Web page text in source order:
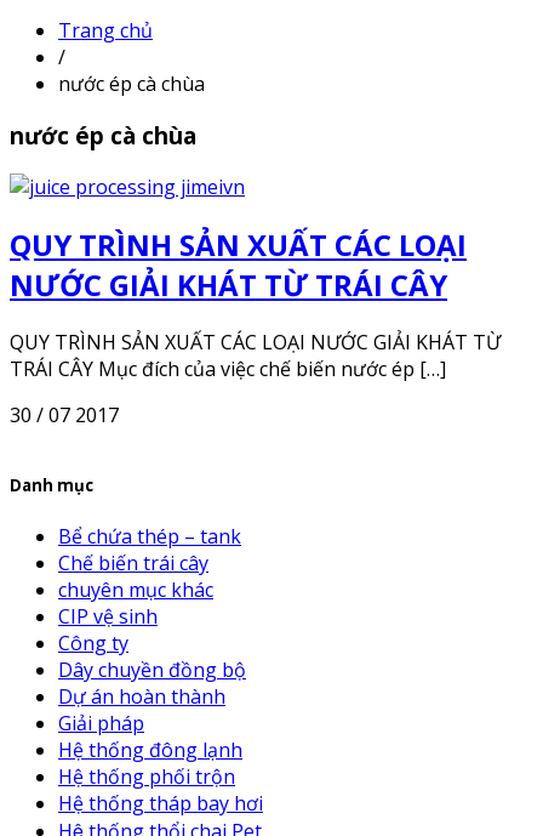
Trang chủ
/
nước ép cà chùa
nước ép cà chùa
QUY TRÌNH SẢN XUẤT CÁC LOẠI
NƯỚC GIẢI KHÁT TỪ TRÁI CÂY
QUY TRÌNH SẢN XUẤT CÁC LOẠI NƯỚC GIẢI KHÁT TỪ
TRÁI CÂY Mục đích của việc chế biến nước ép […]
30 / 07 2017
Danh mục
Bể chứa thép – tank
Chế biến trái cây
chuyên mục khác
CIP vệ sinh
Công ty
Dây chuyền đồng bộ
Dự án hoàn thành
Giải pháp
Hệ thống đông lạnh
Hệ thống phối trộn
Hệ thống tháp bay hơi